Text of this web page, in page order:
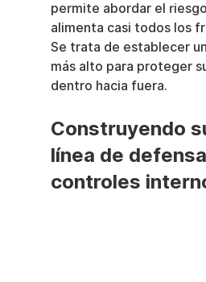
permite abordar el
alimenta casi todos los
Se trata de establecer
más alto para proteger
dentro hacia fuera.
Construyendo
línea de
controles